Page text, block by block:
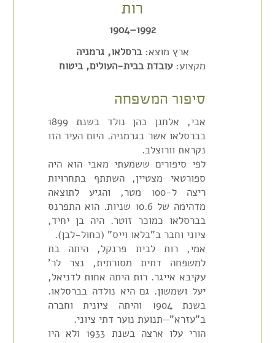
רות
1992–1904
ארץ מוצא:ברסלאו, גרמניה
מקצוע:עובדת בבית-העולים, ביטוח
סיפור המשפחה
אבי, אלחנן כהן נולד בשנת 1899
בברסלאו אשר בגרמניה. היום העיר הזו
נקראת וורוצלב.
לפי סיפורים ששמעתי מאבי הוא היה
ספורטאי מצטיין, השתתף בתחרויות
ריצה ל-100 מטר, והגיע לתוצאה
מדהימה של 10.6 שניות. הוא התפרנס
בברסלאו כמוכר זוטר. היה בן יחיד,
ציוני וחבר ב"בלאו וייס" (כחול-לבן).
אמי, רות לבית פרנקל, היתה בת
למשפחה דתית מסורתית, נצר לר'
עקיבא אייגר. רות היתה אחות לדניאל,
יעל ושמשון. גם היא נולדה בברסלאו.
בשנת 1904 והיתה ציונית וחברה
ב"עזרא"—תנועת נוער דתי ציוני.
הורי עלו ארצה בשנת 1933 ולא היו